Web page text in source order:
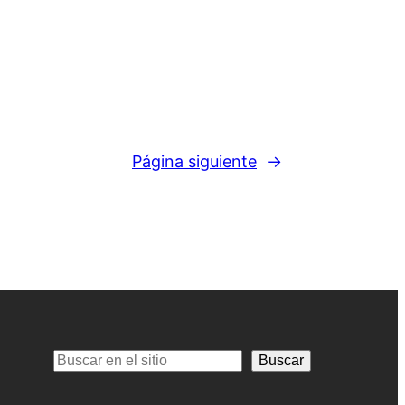
Página siguiente →
Buscar Buscar